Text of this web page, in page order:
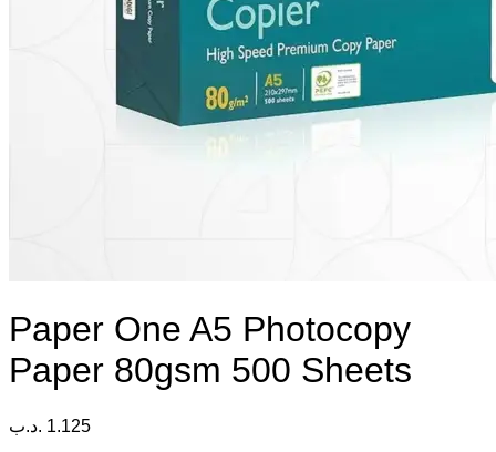
Paper One A5 Photocopy
Paper 80gsm 500 Sheets
1.125 .د.ب